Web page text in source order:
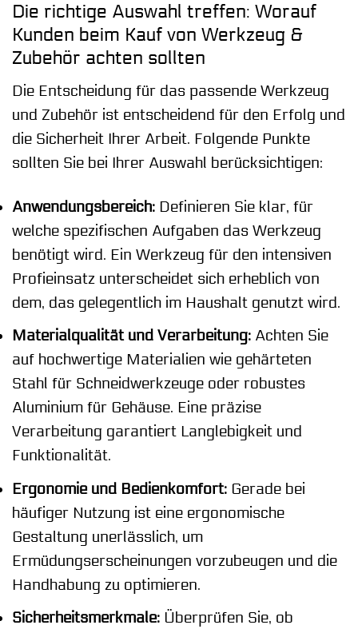
Die richtige Auswahl treffen: Worauf
Kunden beim Kauf von Werkzeug &
Zubehör achten sollten
Die Entscheidung für das passende Werkzeug
und Zubehör ist entscheidend für den Erfolg und
die Sicherheit Ihrer Arbeit. Folgende Punkte
sollten Sie bei Ihrer Auswahl berücksichtigen:
Anwendungsbereich: Definieren Sie klar, für
welche spezifischen Aufgaben das Werkzeug
benötigt wird. Ein Werkzeug für den intensiven
Profieinsatz unterscheidet sich erheblich von
dem, das gelegentlich im Haushalt genutzt wird.
Materialqualität und Verarbeitung: Achten Sie
auf hochwertige Materialien wie gehärteten
Stahl für Schneidwerkzeuge oder robustes
Aluminium für Gehäuse. Eine präzise
Verarbeitung garantiert Langlebigkeit und
Funktionalität.
Ergonomie und Bedienkomfort: Gerade bei
häufiger Nutzung ist eine ergonomische
Gestaltung unerlässlich, um
Ermüdungserscheinungen vorzubeugen und die
Handhabung zu optimieren.
Sicherheitsmerkmale: Überprüfen Sie, ob